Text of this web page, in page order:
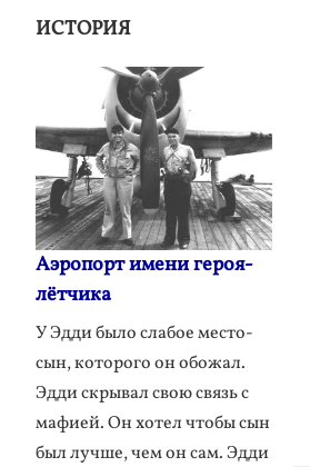
ИСТОРИЯ
Аэропорт имени героя-
лётчика
У Эдди было слабое место-
сын, которого он обожал.
Эдди скрывал свою связь с
мафией. Он хотел чтобы сын
был лучше, чем он сам. Эдди